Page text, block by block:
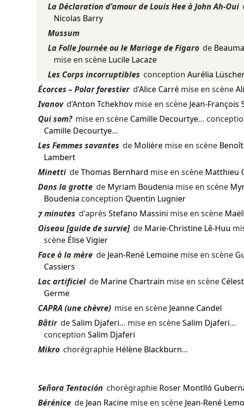
La Déclaration d'amour de Louis Hee à John Ah-Oui
Nicolas Barry
Mussum
La Folle Journée ou le Mariage de Figaro de
mise en scène Lucile Lacaze
Les Corps incorruptibles conceptionAurélia
Écorces – Polar forestier d’Alice Carrémise en scène
Ivanov d’Anton Tchekhovmise en scène Jean-François
Qui som? mise en scène Camille Decourtye…
Camille Decourtye…
Les Femmes savantes de Molièremise en scène Benoît
Lambert
Minetti deThomas Bernhard mise en scène Matthieu
Dans la grotte de Myriam Boudenia mise en scène
Boudenia conception Quentin Lugnier
7 minutes d'après Stefano Massini mise en scène
Oiseau [guide de survie] de Marie-Christine Lê-Huu
scène Élise Vigier
Face à la mère de Jean-René Lemoinemise en scène
Cassiers
Lac artificiel de Marine Chartrain mise en scène
Germe
CAPRA (une chèvre) mise en scène Jeanne Candel
Bâtir deSalim Djaferi… mise en scèneSalim Djaferi…
conception Salim Djaferi
Mikro chorégraphie Hélène Blackburn…
Señora Tentación chorégraphie Roser Montlló
Bérénice de Jean Racinemise en scène Jean-René